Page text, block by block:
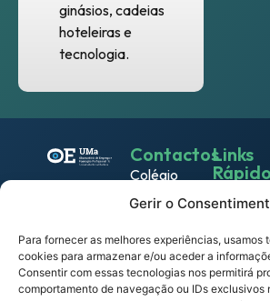
Gerir o
Para fornecer as melhores experiências, usamos
cookies para armazenar e/ou aceder a
Consentir com essas tecnologias nos permitirá
comportamento de navegação ou IDs exclusivos
ginásios, cadeias
hoteleiras e
tecnologia.
Contactos
Colégio
dos
Rua dos
Ferreiros
9000-
Links
& Live